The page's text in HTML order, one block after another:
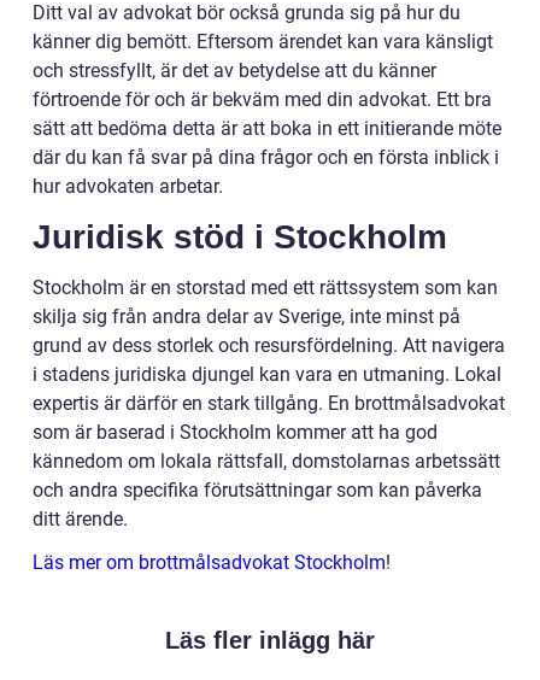
Ditt val av advokat bör också grunda sig på hur du
känner dig bemött. Eftersom ärendet kan vara känsligt
och stressfyllt, är det av betydelse att du känner
förtroende för och är bekväm med din advokat. Ett bra
sätt att bedöma detta är att boka in ett initierande möte
där du kan få svar på dina frågor och en första inblick i
hur advokaten arbetar.
Juridisk stöd i Stockholm
Stockholm är en storstad med ett rättssystem som kan
skilja sig från andra delar av Sverige, inte minst på
grund av dess storlek och resursfördelning. Att navigera
i stadens juridiska djungel kan vara en utmaning. Lokal
expertis är därför en stark tillgång. En brottmålsadvokat
som är baserad i Stockholm kommer att ha god
kännedom om lokala rättsfall, domstolarnas arbetssätt
och andra specifika förutsättningar som kan påverka
ditt ärende.
Läs mer om brottmålsadvokat Stockholm!
Läs fler inlägg här